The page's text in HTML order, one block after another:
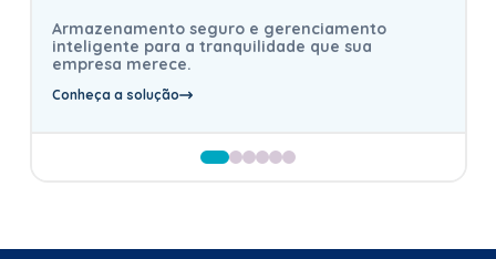
Armazenamento seguro e gerenciamento
inteligente para a tranquilidade que sua
empresa merece.
Conheça a solução